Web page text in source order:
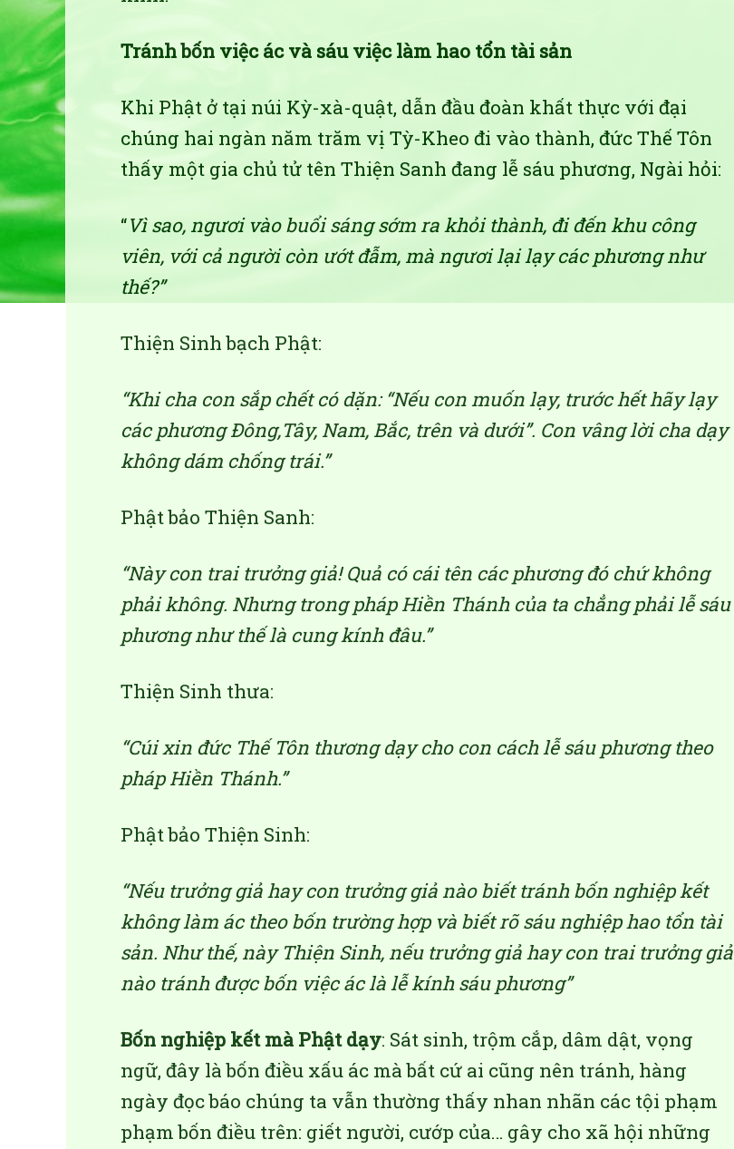
Tránh bốn việc ác và sáu việc làm hao tổn tài sản
Khi Phật ở tại núi Kỳ-xà-quật, dẫn đầu đoàn khất thực với đại
chúng hai ngàn năm trăm vị Tỳ-Kheo đi vào thành, đức Thế Tôn
thấy một gia chủ tử tên Thiện Sanh đang lễ sáu phương, Ngài hỏi:
“Vì sao, ngươi vào buổi sáng sớm ra khỏi thành, đi đến khu công
viên, với cả người còn ướt đẫm, mà ngươi lại lạy các phương như
thế?”
Thiện Sinh bạch Phật:
“Khi cha con sắp chết có dặn: “Nếu con muốn lạy, trước hết hãy lạy
các phương Đông,Tây, Nam, Bắc, trên và dưới”. Con vâng lời cha dạy
không dám chống trái.”
Phật bảo Thiện Sanh:
“Này con trai trưởng giả! Quả có cái tên các phương đó chứ không
phải không. Nhưng trong pháp Hiền Thánh của ta chẳng phải lễ sáu
phương như thế là cung kính đâu.”
Thiện Sinh thưa:
“Cúi xin đức Thế Tôn thương dạy cho con cách lễ sáu phương theo
pháp Hiền Thánh.”
Phật bảo Thiện Sinh:
“Nếu trưởng giả hay con trưởng giả nào biết tránh bốn nghiệp kết
không làm ác theo bốn trường hợp và biết rõ sáu nghiệp hao tổn tài
sản. Như thế, này Thiện Sinh, nếu trưởng giả hay con trai trưởng giả
nào tránh được bốn việc ác là lễ kính sáu phương”
Bốn nghiệp kết mà Phật dạy: Sát sinh, trộm cắp, dâm dật, vọng
ngữ, đây là bốn điều xấu ác mà bất cứ ai cũng nên tránh, hàng
ngày đọc báo chúng ta vẫn thường thấy nhan nhãn các tội phạm
phạm bốn điều trên: giết người, cướp của… gây cho xã hội những